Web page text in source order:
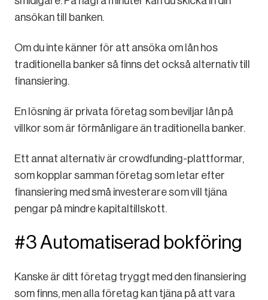
ansökan till banken.
Om du inte känner för att ansöka om lån hos
traditionella banker så finns det också alternativ till
finansiering.
En lösning är privata företag som beviljar lån på
villkor som är förmånligare än traditionella banker.
Ett annat alternativ är crowdfunding-plattformar,
som kopplar samman företag som letar efter
finansiering med små investerare som vill tjäna
pengar på mindre kapitaltillskott.
#3 Automatiserad bokföring
Kanske är ditt företag tryggt med den finansiering
som finns, men alla företag kan tjäna på att vara